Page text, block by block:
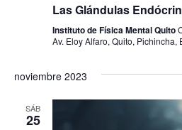
Las Glándulas
Instituto de Física Mental Quito
Av. Eloy Alfaro, Quito, Pichincha,
noviembre 2023
SÁB
25